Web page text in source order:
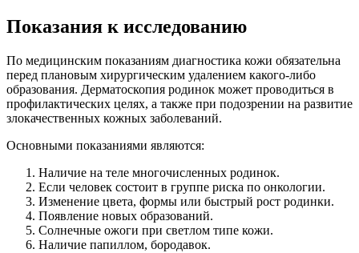
Показания к исследованию
По медицинским показаниям диагностика кожи обязательна
перед плановым хирургическим удалением какого-либо
образования. Дерматоскопия родинок может проводиться в
профилактических целях, а также при подозрении на развитие
злокачественных кожных заболеваний.
Основными показаниями являются:
Наличие на теле многочисленных родинок.
Если человек состоит в группе риска по онкологии.
Изменение цвета, формы или быстрый рост родинки.
Появление новых образований.
Солнечные ожоги при светлом типе кожи.
Наличие папиллом, бородавок.